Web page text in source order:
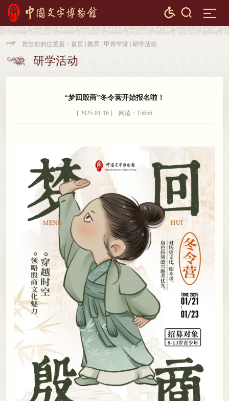
 
 研学活动
 您当前的位置是： 首页 教育 甲骨学堂 研学活动
“梦回殷商”冬令营开始报名啦！
[ 2025-01-16 ] 阅读：15656